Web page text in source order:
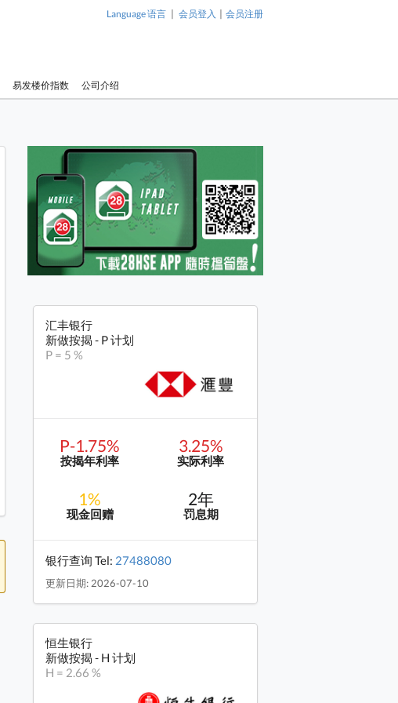
Language 语言 | 会员登入 | 会员注册
易发楼价指数 公司介绍
汇丰银行
新做按揭 - P 计划
P = 5 %
P-1.75%
按揭年利率
3.25%
实际利率
1%
现金回赠
2年
罚息期
银行查询 Tel: 27488080
更新日期: 2026-07-10
恒生银行
新做按揭 - H 计划
H = 2.66 %